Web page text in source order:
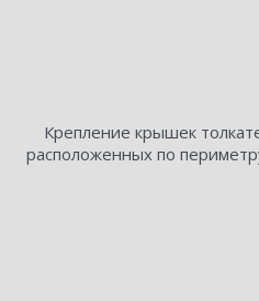
Крепление крышек
расположенных по